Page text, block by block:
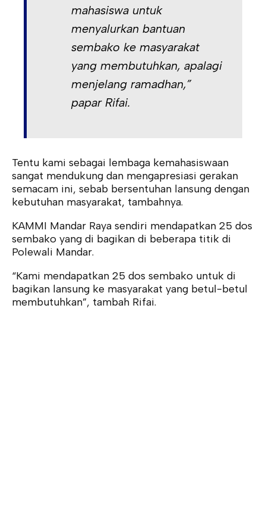
mahasiswa untuk
menyalurkan bantuan
sembako ke masyarakat
yang membutuhkan, apalagi
menjelang ramadhan,”
papar Rifai.
Tentu kami sebagai lembaga kemahasiswaan
sangat mendukung dan mengapresiasi gerakan
semacam ini, sebab bersentuhan lansung dengan
kebutuhan masyarakat, tambahnya.
KAMMI Mandar Raya sendiri mendapatkan 25 dos
sembako yang di bagikan di beberapa titik di
Polewali Mandar.
“Kami mendapatkan 25 dos sembako untuk di
bagikan lansung ke masyarakat yang betul-betul
membutuhkan”, tambah Rifai.